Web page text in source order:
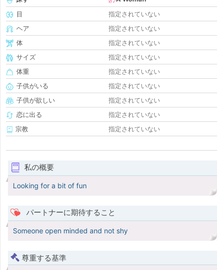
目
指定されていない
ヘア
指定されていない
体
指定されていない
サイズ
指定されていない
体重
指定されていない
子供がいる
指定されていない
子供が欲しい
指定されていない
恋に出る
指定されていない
宗教
指定されていない
私の概要
Looking for a bit of fun
パートナーに期待すること
Someone open minded and not shy
尊重する基準